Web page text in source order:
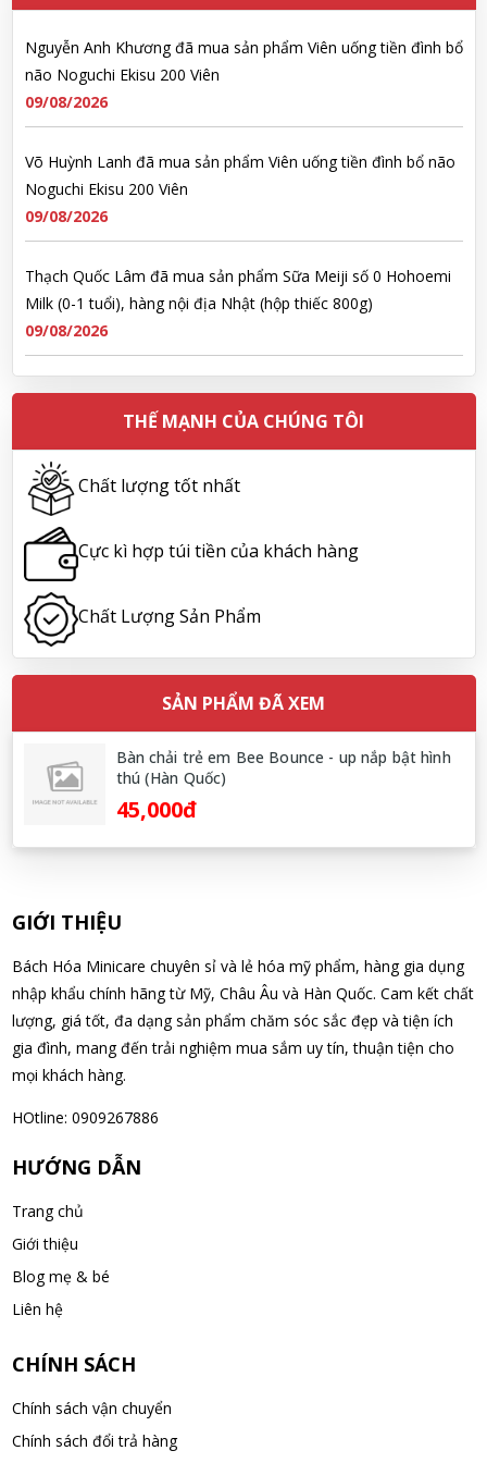
Nguyễn Anh Khương đã mua sản phẩm Viên uống tiền đình bổ
não Noguchi Ekisu 200 Viên
09/08/2026
Võ Huỳnh Lanh đã mua sản phẩm Viên uống tiền đình bổ não
Noguchi Ekisu 200 Viên
09/08/2026
Thạch Quốc Lâm đã mua sản phẩm Sữa Meiji số 0 Hohoemi
Milk (0-1 tuổi), hàng nội địa Nhật (hộp thiếc 800g)
09/08/2026
Ngô Quốc Cường đã mua sản phẩm Sữa Meiji số 0 Hohoemi
Milk (0-1 tuổi), hàng nội địa Nhật (hộp thiếc 800g)
09/08/2026
Lê Công Hoàng Huy đã mua sản phẩm Viên uống tiền đình bổ
não Noguchi Ekisu 200 Viên
09/08/2026
Hoàng Nhật Nam đã mua sản phẩm Sữa tắm Pigeon Baby
Soap dạng túi 400ml Nhật Bản
09/08/2026
Nguyễn Nhật Quang đã mua sản phẩm Sữa tắm Pigeon Baby
Soap dạng túi 400ml Nhật Bản
09/08/2026
Võ Thị Thanh Tươi đã mua sản phẩm Men Vi Sinh BioGaia
Đặng Hòa Khánh Yên đã mua sản phẩm Men Vi Sinh BioGaia
Nhật Bản lọ 5ml cho trẻ Sơ Sinh
09/08/2026
Nguyễn Văn Cảnh đã mua sản phẩm Sữa Meiji số 0 Hohoemi
não Noguchi Ekisu 200 Viên
09/08/2026
Võ Huỳnh Lanh đã mua sản phẩm Viên uống tiền đình bổ não
09/08/2026
Thạch Quốc Lâm đã mua sản phẩm Sữa Meiji số 0 Hohoemi
Milk (0-1 tuổi), hàng nội địa Nhật (hộp thiếc 800g)
THẾ MẠNH CỦA CHÚNG TÔI
Chất lượng tốt nhất
Cực kì hợp túi tiền của khách hàng
Chất Lượng Sản Phẩm
SẢN PHẨM ĐÃ XEM
Bàn chải trẻ em Bee Bounce - up nắp bật hình
thú (Hàn Quốc)
45,000đ
GIỚI THIỆU
Bách Hóa Minicare chuyên sỉ và lẻ hóa mỹ phẩm, hàng gia dụng
nhập khẩu chính hãng từ Mỹ, Châu Âu và Hàn Quốc. Cam kết chất
lượng, giá tốt, đa dạng sản phẩm chăm sóc sắc đẹp và tiện ích
gia đình, mang đến trải nghiệm mua sắm uy tín, thuận tiện cho
mọi khách hàng.
HOtline: 0909267886
HƯỚNG DẪN
Trang chủ
Giới thiệu
Blog mẹ & bé
Liên hệ
CHÍNH SÁCH
Chính sách vận chuyển
Chính sách đổi trả hàng